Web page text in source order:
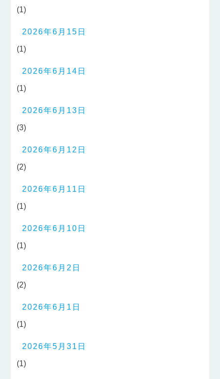
(1)
2026年6月15日
(1)
2026年6月14日
(1)
2026年6月13日
(3)
2026年6月12日
(2)
2026年6月11日
(1)
2026年6月10日
(1)
2026年6月2日
(2)
2026年6月1日
(1)
2026年5月31日
(1)